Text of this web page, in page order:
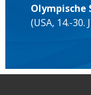
Olympische
(USA, 14.-30.